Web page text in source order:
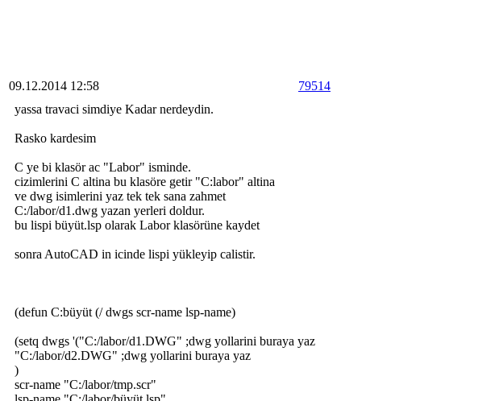
09.12.2014 12:58 79514
yassa travaci simdiye Kadar nerdeydin.
Rasko kardesim
C ye bi klasör ac "Labor" isminde.
cizimlerini C altina bu klasöre getir "C:labor" altina
ve dwg isimlerini yaz tek tek sana zahmet
C:/labor/d1.dwg yazan yerleri doldur.
bu lispi büyüt.lsp olarak Labor klasörüne kaydet
sonra AutoCAD in icinde lispi yükleyip calistir.
(defun C:büyüt (/ dwgs scr-name lsp-name)
(setq dwgs '("C:/labor/d1.DWG" ;dwg yollarini buraya yaz
"C:/labor/d2.DWG" ;dwg yollarini buraya yaz
)
scr-name "C:/labor/tmp.scr"